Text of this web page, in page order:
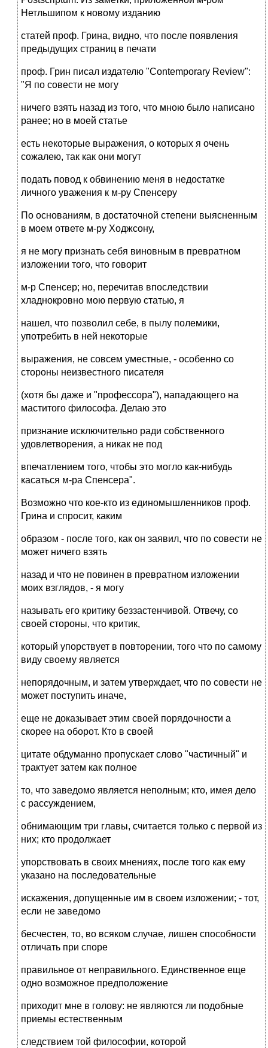
Нетльшипом к новому изданию
статей проф. Грина, видно, что после появления
предыдущих страниц в печати
проф. Грин писал издателю "Contemporary Review":
"Я по совести не могу
ничего взять назад из того, что мною было написано
ранее; но в моей статье
есть некоторые выражения, о которых я очень
сожалею, так как они могут
подать повод к обвинению меня в недостатке
личного уважения к м-ру Спенсеру
По основаниям, в достаточной степени выясненным
в моем ответе м-ру Ходжсону,
я не могу признать себя виновным в превратном
изложении того, что говорит
м-р Спенсер; но, перечитав впоследствии
хладнокровно мою первую статью, я
нашел, что позволил себе, в пылу полемики,
употребить в ней некоторые
выражения, не совсем уместные, - особенно со
стороны неизвестного писателя
(хотя бы даже и "профессора"), нападающего на
маститого философа. Делаю это
признание исключительно ради собственного
удовлетворения, а никак не под
впечатлением того, чтобы это могло как-нибудь
касаться м-ра Спенсера".
Возможно что кое-кто из единомышленников проф.
Грина и спросит, каким
образом - после того, как он заявил, что по совести не
может ничего взять
назад и что не повинен в превратном изложении
моих взглядов, - я могу
называть его критику беззастенчивой. Отвечу, со
своей стороны, что критик,
который упорствует в повторении, того что по самому
виду своему является
непорядочным, и затем утверждает, что по совести не
может поступить иначе,
еще не доказывает этим своей порядочности а
скорее на оборот. Кто в своей
цитате обдуманно пропускает слово "частичный" и
трактует затем как полное
то, что заведомо является неполным; кто, имея дело
с рассуждением,
обнимающим три главы, считается только с первой из
них; кто продолжает
упорствовать в своих мнениях, после того как ему
указано на последовательные
искажения, допущенные им в своем изложении; - тот,
если не заведомо
бесчестен, то, во всяком случае, лишен способности
отличать при споре
правильное от неправильного. Единственное еще
одно возможное предположение
приходит мне в голову: не являются ли подобные
приемы естественным
следствием той философии, которой